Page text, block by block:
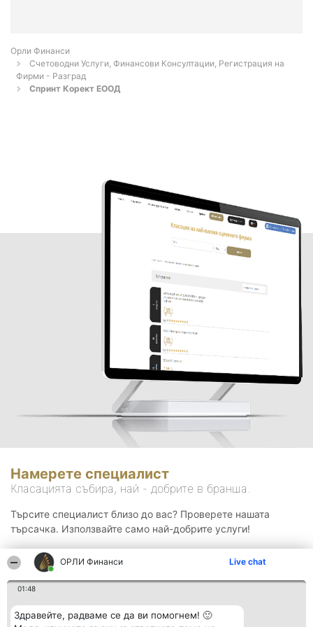
ОРЛИ Финанси Live chat
01:48
Здравейте, радваме се да ви помогнем! 🙂
Орли Финанси
Счетоводни Услуги, Финансови Консултации, Регистрация на
Фирми - Разград
Спринт Корект ЕООД
Намерете специалист
Класацията събира, най - добрите в бранша.
Търсите специалист близо до вас? Проверете нашата
търсачка. Използвайте само най-добрите услуги!